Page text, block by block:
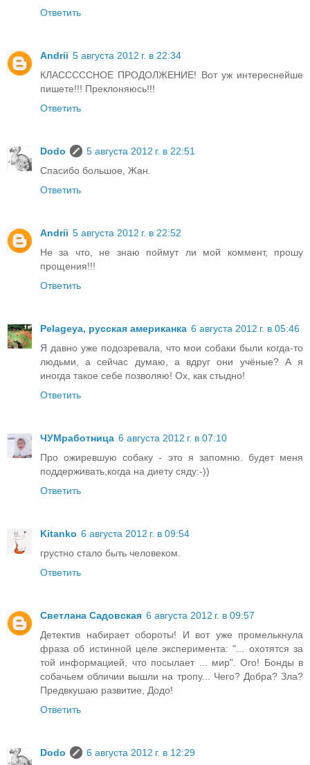
Ответить
Andrii 5 августа 2012 г. в 22:34
КЛАСССССНОЕ ПРОДОЛЖЕНИЕ! Вот уж интереснейше
пишете!!! Преклоняюсь!!!
Ответить
Dodo
5 августа 2012 г. в 22:51
Спасибо большое, Жан.
Ответить
Andrii 5 августа 2012 г. в 22:52
Не за что, не знаю поймут ли мой коммент, прошу
прощения!!!
Ответить
Pelageya, русская американка 6 августа 2012 г. в 05:46
Я давно уже подозревала, что мои собаки были когда-то
людьми, а сейчас думаю, а вдруг они учёные? А я
иногда такое себе позволяю! Ох, как стыдно!
Ответить
ЧУМработница 6 августа 2012 г. в 07:10
Про ожиревшую собаку - это я запомню. будет меня
поддерживать,когда на диету сяду:-))
Ответить
Kitanko 6 августа 2012 г. в 09:54
грустно стало быть человеком.
Ответить
Светлана Садовская 6 августа 2012 г. в 09:57
Детектив набирает обороты! И вот уже промелькнула
фраза об истинной целе эксперимента: "... охотятся за
той информацией, что посылает ... мир". Ого! Бонды в
собачьем обличии вышли на тропу... Чего? Добра? Зла?
Предвкушаю развитие, Додо!
Ответить
Dodo 6 августа 2012 г. в 12:29